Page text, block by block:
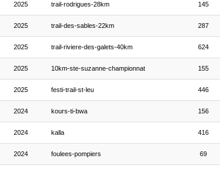
2025 trail-rodrigues-28km 145
2025 trail-des-sables-22km 287
2025 trail-riviere-des-galets-40km 624
2025 10km-ste-suzanne-championnat 155
2025 festi-trail-st-leu 446
2024 kours-ti-bwa 156
2024 kalla 416
2024 foulees-pompiers 69